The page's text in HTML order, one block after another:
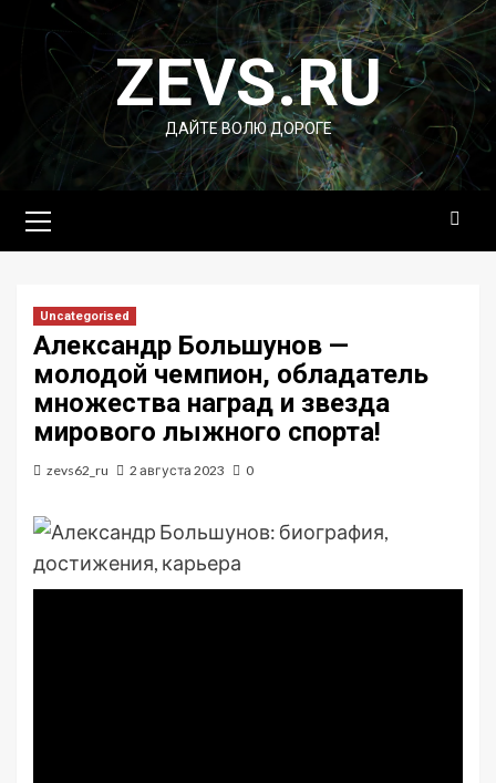
Перейти
содержимомуZEVS.RU
ДАЙТЕ ВОЛЮ ДОРОГЕ
меню
Uncategorised
Александр Большунов —
молодой чемпион, обладатель
множества наград и звезда
мирового лыжного спорта!
zevs62_ru 2 августа 2023 0